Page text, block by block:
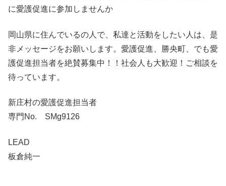
に愛護促進に参加しませんか
岡山県に住んでいるの人で、私達と活動をしたい人は、是
非メッセージをお願いします。愛護促進、勝央町、でも愛
護促進担当者を絶賛募集中！！社会人も大歓迎！ご相談を
待っています。
新庄村の愛護促進担当者
専門No. SMg9126
LEAD
板倉純一